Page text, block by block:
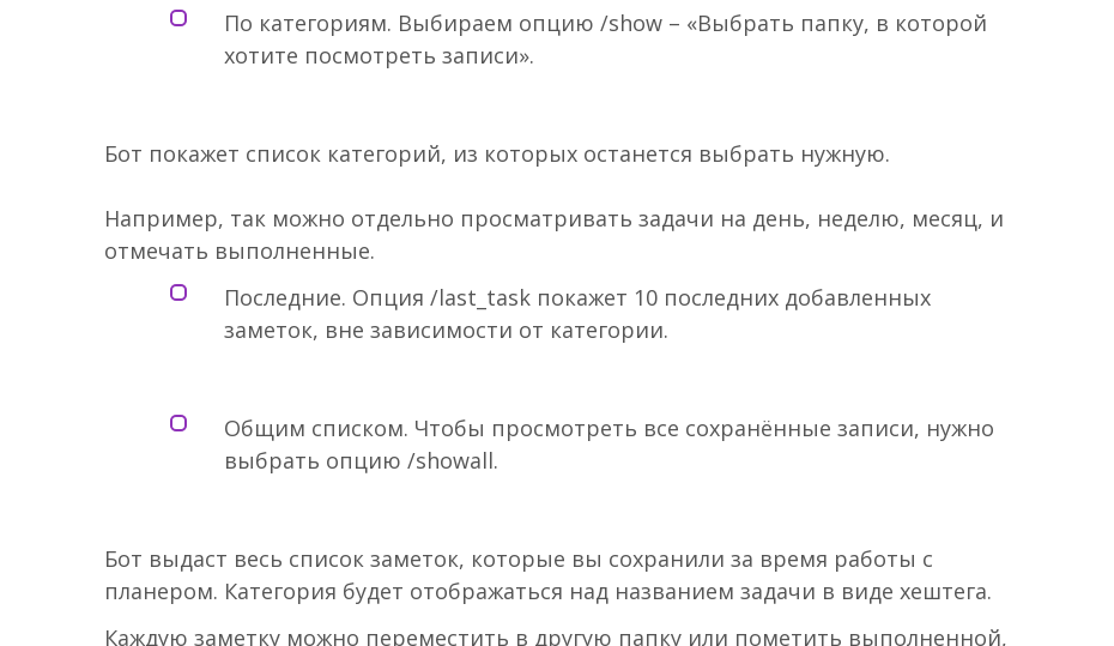
По категориям. Выбираем опцию /show – «Выбрать папку, в которой
хотите посмотреть записи».
Бот покажет список категорий, из которых останется выбрать нужную.
Например, так можно отдельно просматривать задачи на день, неделю, месяц, и
отмечать выполненные.
Последние. Опция /last_task покажет 10 последних добавленных
заметок, вне зависимости от категории.
Общим списком. Чтобы просмотреть все сохранённые записи, нужно
выбрать опцию /showall.
Бот выдаст весь список заметок, которые вы сохранили за время работы с
планером. Категория будет отображаться над названием задачи в виде хештега.
Каждую заметку можно переместить в другую папку или пометить выполненной,